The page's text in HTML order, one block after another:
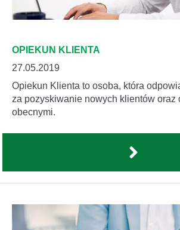
OPIEKUN KLIENTA
27.05.2019
Opiekun Klienta to osoba, która
za pozyskiwanie nowych klientów oraz
obecnymi.